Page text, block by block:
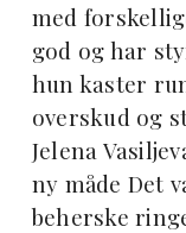
med
god og har
hun kaster
overskud og
Jelena
ny måde Det
beherske